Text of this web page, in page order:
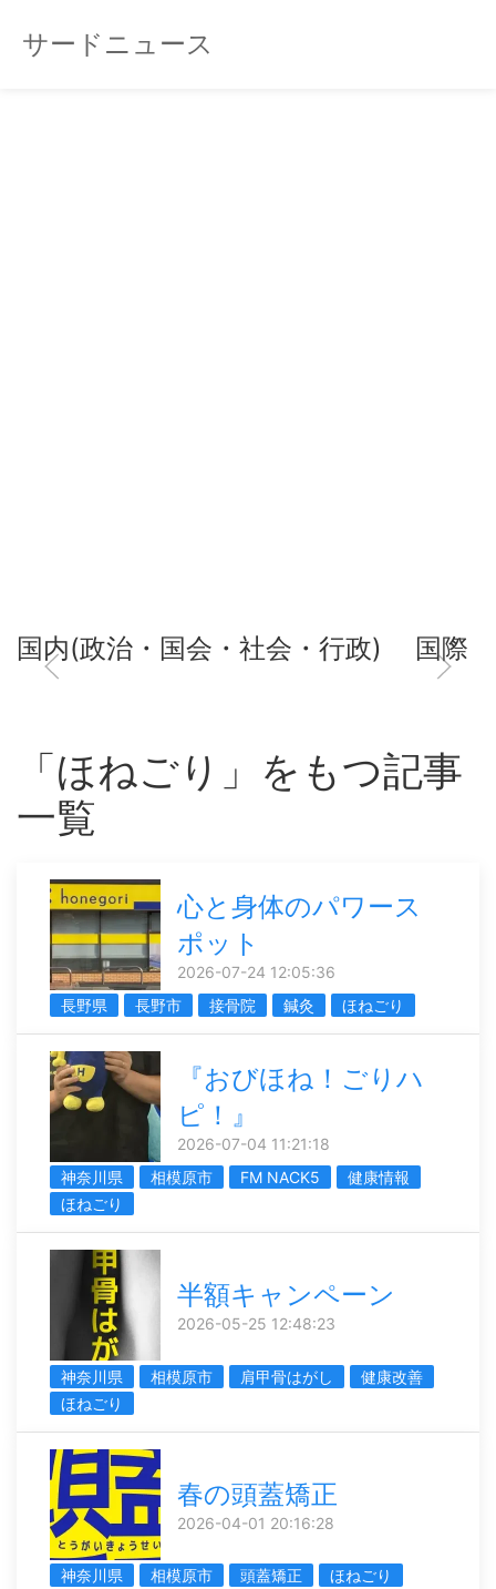
サードニュース
国内(政治・国会・社会・行政) 国際
「ほねごり」をもつ記事
一覧
心と身体のパワース
ポット
2026-07-24 12:05:36
長野県
長野市 接骨院 鍼灸 ほねごり
『おびほね！ごりハ
ピ！』
2026-07-04 11:21:18
神奈川県
相模原市 FM NACK5
健康情報
ほねごり
半額キャンペーン
2026-05-25 12:48:23
神奈川県 相模原市 肩甲骨はがし
健康改善
ほねごり
春の頭蓋矯正
2026-04-01 20:16:28
神奈川県 相模原市 頭蓋矯正
ほねごり